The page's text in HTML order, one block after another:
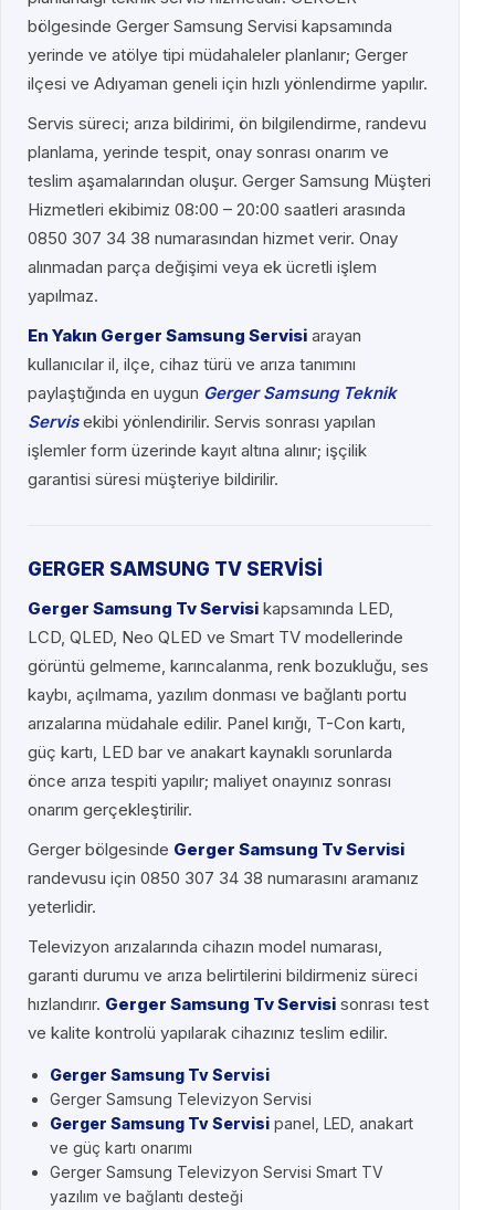
bölgesinde Gerger Samsung Servisi kapsamında
yerinde ve atölye tipi müdahaleler planlanır; Gerger
ilçesi ve Adıyaman geneli için hızlı yönlendirme yapılır.
Servis süreci; arıza bildirimi, ön bilgilendirme, randevu
planlama, yerinde tespit, onay sonrası onarım ve
teslim aşamalarından oluşur. Gerger Samsung Müşteri
Hizmetleri ekibimiz 08:00 – 20:00 saatleri arasında
0850 307 34 38 numarasından hizmet verir. Onay
alınmadan parça değişimi veya ek ücretli işlem
yapılmaz.
En Yakın Gerger Samsung Servisi arayan
kullanıcılar il, ilçe, cihaz türü ve arıza tanımını
paylaştığında en uygun Gerger Samsung Teknik
Servisekibi yönlendirilir. Servis sonrası yapılan
işlemler form üzerinde kayıt altına alınır; işçilik
garantisi süresi müşteriye bildirilir.
GERGER SAMSUNG TV SERVİSİ
Gerger Samsung Tv Servisi kapsamında LED,
LCD, QLED, Neo QLED ve Smart TV modellerinde
görüntü gelmeme, karıncalanma, renk bozukluğu, ses
kaybı, açılmama, yazılım donması ve bağlantı portu
arızalarına müdahale edilir. Panel kırığı, T-Con kartı,
güç kartı, LED bar ve anakart kaynaklı sorunlarda
önce arıza tespiti yapılır; maliyet onayınız sonrası
onarım gerçekleştirilir.
Gerger bölgesinde Gerger Samsung Tv Servisi
randevusu için 0850 307 34 38 numarasını aramanız
yeterlidir.
Televizyon arızalarında cihazın model numarası,
garanti durumu ve arıza belirtilerini bildirmeniz süreci
hızlandırır. Gerger Samsung Tv Servisi sonrası test
ve kalite kontrolü yapılarak cihazınız teslim edilir.
Gerger Samsung Tv Servisi
Gerger Samsung Televizyon Servisi
Gerger Samsung Tv Servisi panel, LED, anakart
ve güç kartı onarımı
Gerger Samsung Televizyon Servisi Smart TV
yazılım ve bağlantı desteği